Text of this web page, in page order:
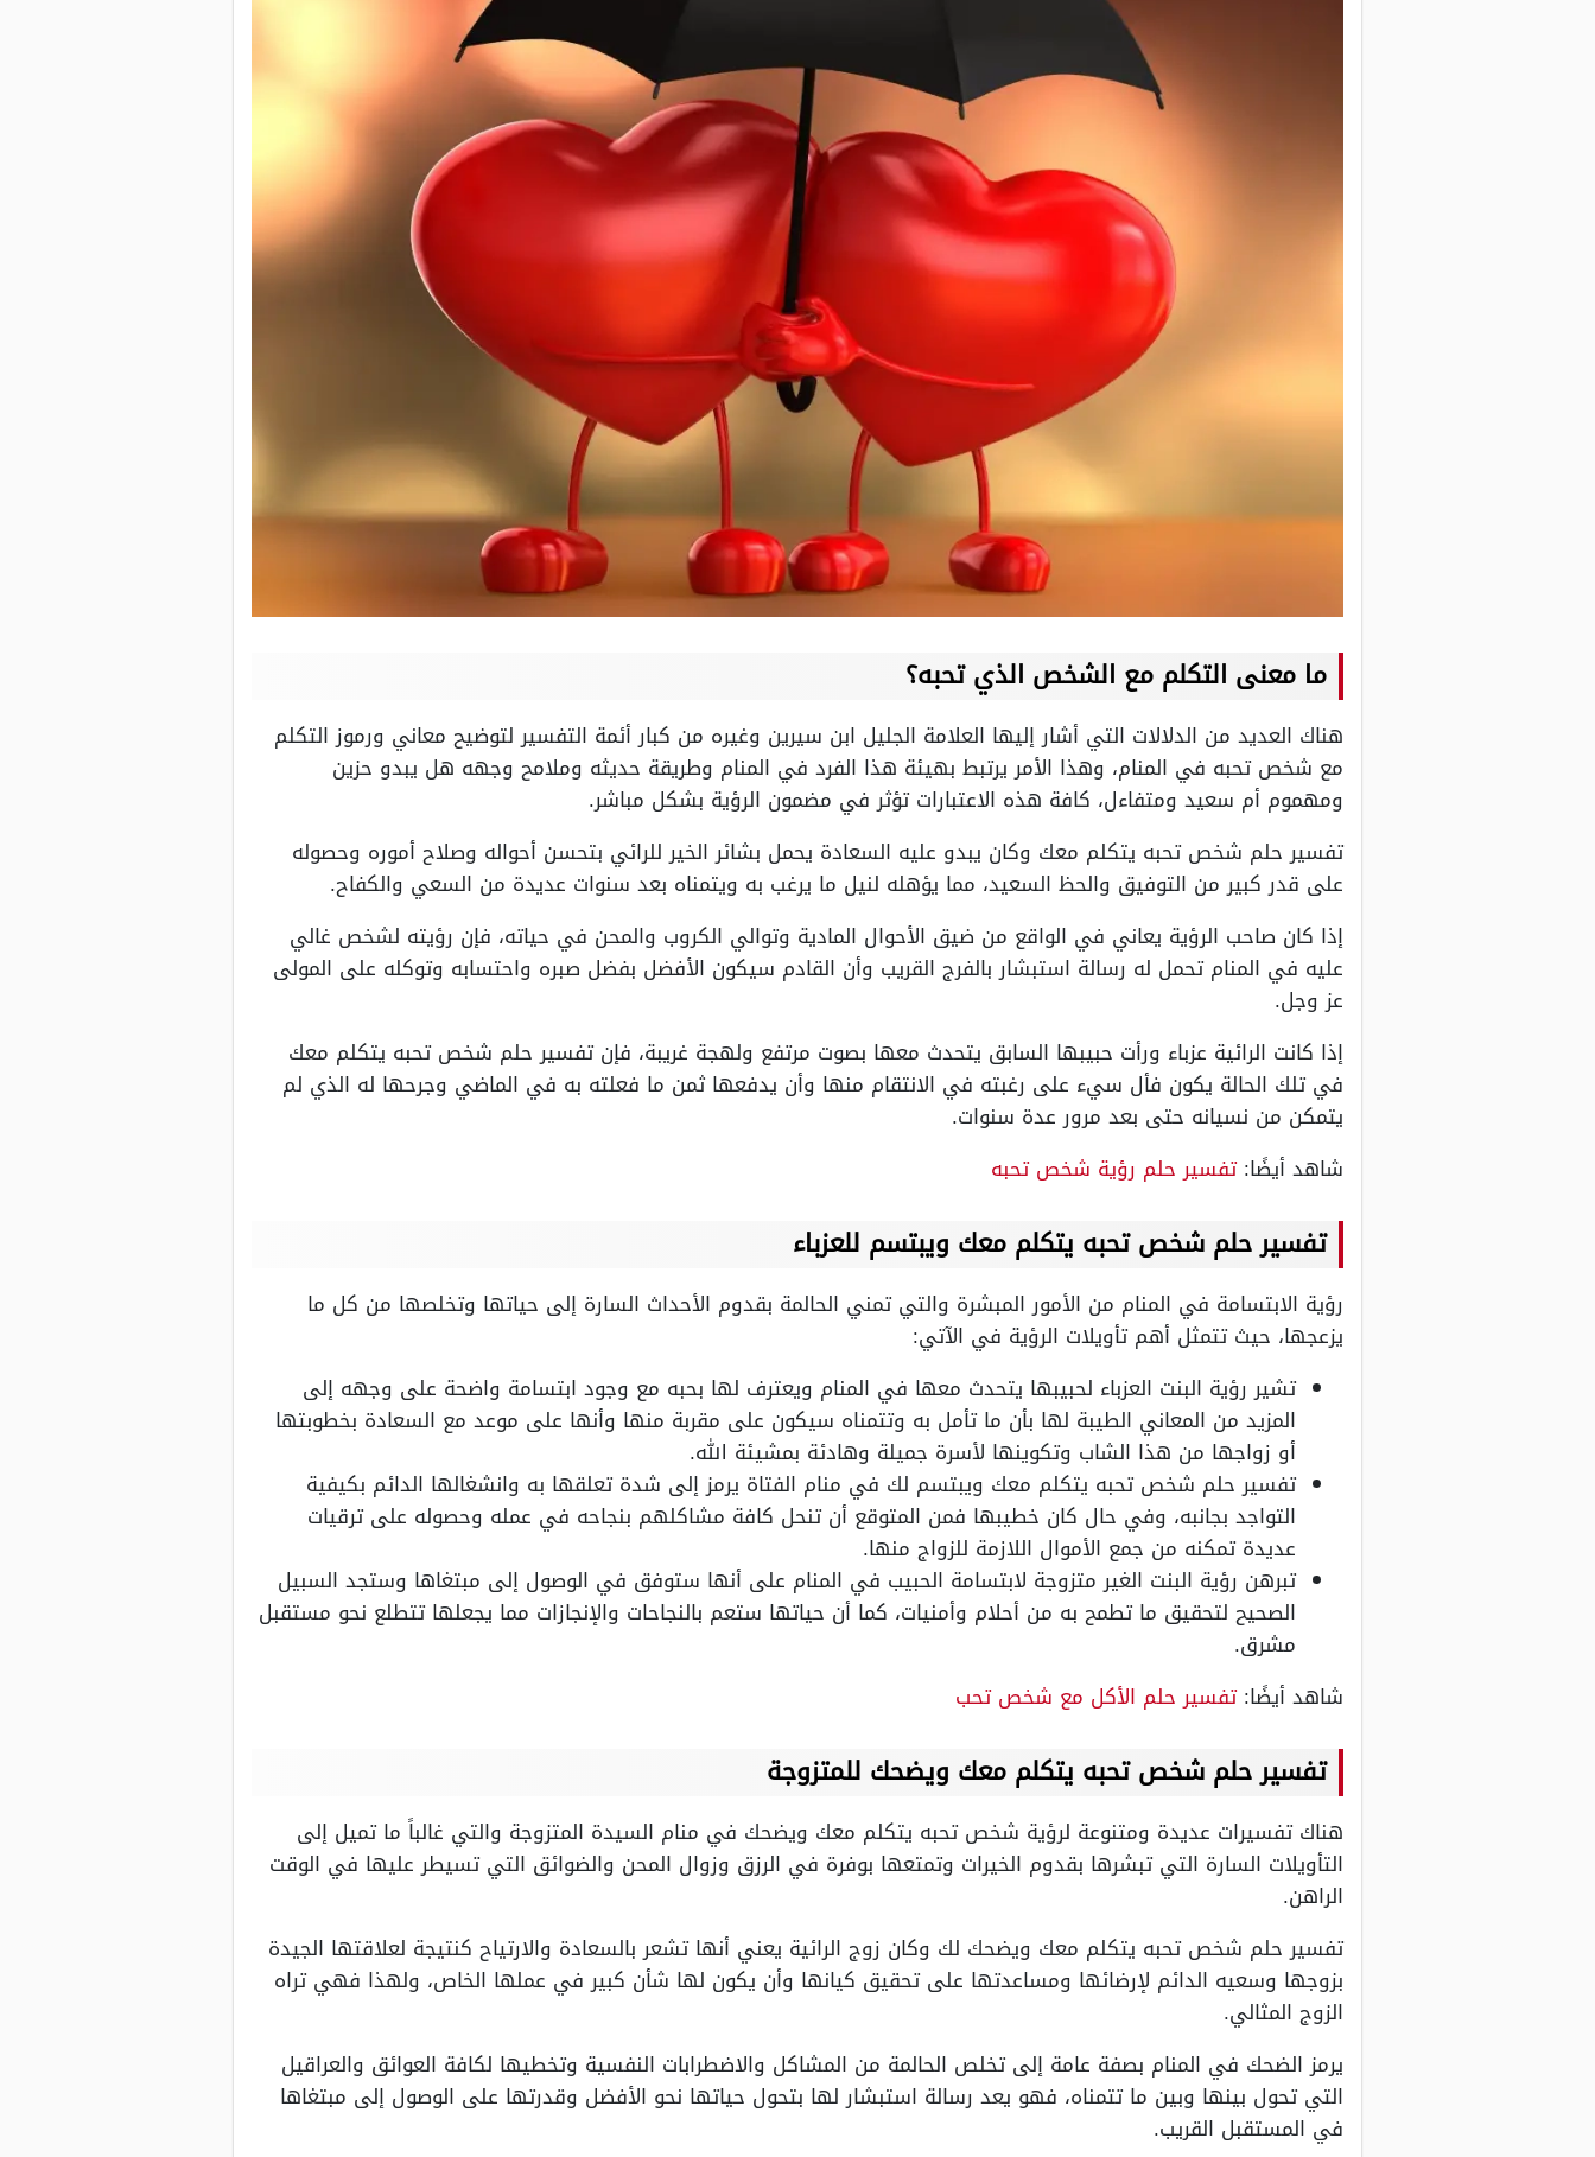
ما معنى التكلم مع الشخص الذي تحبه؟
هناك العديد من الدلالات التي أشار إليها العلامة الجليل ابن سيرين وغيره من كبار أئمة التفسير لتوضيح معاني ورموز التكلم
مع شخص تحبه في المنام، وهذا الأمر يرتبط بهيئة هذا الفرد في المنام وطريقة حديثه وملامح وجهه هل يبدو حزين
ومهموم أم سعيد ومتفاءل، كافة هذه الاعتبارات تؤثر في مضمون الرؤية بشكل مباشر.
تفسير حلم شخص تحبه يتكلم معك وكان يبدو عليه السعادة يحمل بشائر الخير للرائي بتحسن أحواله وصلاح أموره وحصوله
على قدر كبير من التوفيق والحظ السعيد، مما يؤهله لنيل ما يرغب به ويتمناه بعد سنوات عديدة من السعي والكفاح.
إذا كان صاحب الرؤية يعاني في الواقع من ضيق الأحوال المادية وتوالي الكروب والمحن في حياته، فإن رؤيته لشخص غالي
عليه في المنام تحمل له رسالة استبشار بالفرج القريب وأن القادم سيكون الأفضل بفضل صبره واحتسابه وتوكله على المولى
عز وجل.
إذا كانت الرائية عزباء ورأت حبيبها السابق يتحدث معها بصوت مرتفع ولهجة غريبة، فإن تفسير حلم شخص تحبه يتكلم معك
في تلك الحالة يكون فأل سيء على رغبته في الانتقام منها وأن يدفعها ثمن ما فعلته به في الماضي وجرحها له الذي لم
يتمكن من نسيانه حتى بعد مرور عدة سنوات.
شاهد أيضًا:تفسير حلم رؤية شخص تحبه
تفسير حلم شخص تحبه يتكلم معك ويبتسم للعزباء
رؤية الابتسامة في المنام من الأمور المبشرة والتي تمني الحالمة بقدوم الأحداث السارة إلى حياتها وتخلصها من كل ما
يزعجها، حيث تتمثل أهم تأويلات الرؤية في الآتي:
تشير رؤية البنت العزباء لحبيبها يتحدث معها في المنام ويعترف لها بحبه مع وجود ابتسامة واضحة على وجهه إلى
المزيد من المعاني الطيبة لها بأن ما تأمل به وتتمناه سيكون على مقربة منها وأنها على موعد مع السعادة بخطوبتها
أو زواجها من هذا الشاب وتكوينها لأسرة جميلة وهادئة بمشيئة الله.
تفسير حلم شخص تحبه يتكلم معك ويبتسم لك في منام الفتاة يرمز إلى شدة تعلقها به وانشغالها الدائم بكيفية
التواجد بجانبه، وفي حال كان خطيبها فمن المتوقع أن تنحل كافة مشاكلهم بنجاحه في عمله وحصوله على ترقيات
عديدة تمكنه من جمع الأموال اللازمة للزواج منها.
تبرهن رؤية البنت الغير متزوجة لابتسامة الحبيب في المنام على أنها ستوفق في الوصول إلى مبتغاها وستجد السبيل
الصحيح لتحقيق ما تطمح به من أحلام وأمنيات، كما أن حياتها ستعم بالنجاحات والإنجازات مما يجعلها تتطلع نحو مستقبل
مشرق.
شاهد أيضًا:تفسير حلم الأكل مع شخص تحب
تفسير حلم شخص تحبه يتكلم معك ويضحك للمتزوجة
هناك تفسيرات عديدة ومتنوعة لرؤية شخص تحبه يتكلم معك ويضحك في منام السيدة المتزوجة والتي غالباً ما تميل إلى
التأويلات السارة التي تبشرها بقدوم الخيرات وتمتعها بوفرة في الرزق وزوال المحن والضوائق التي تسيطر عليها في الوقت
الراهن.
تفسير حلم شخص تحبه يتكلم معك ويضحك لك وكان زوج الرائية يعني أنها تشعر بالسعادة والارتياح كنتيجة لعلاقتها الجيدة
بزوجها وسعيه الدائم لإرضائها ومساعدتها على تحقيق كيانها وأن يكون لها شأن كبير في عملها الخاص، ولهذا فهي تراه
الزوج المثالي.
يرمز الضحك في المنام بصفة عامة إلى تخلص الحالمة من المشاكل والاضطرابات النفسية وتخطيها لكافة العوائق والعراقيل
التي تحول بينها وبين ما تتمناه، فهو يعد رسالة استبشار لها بتحول حياتها نحو الأفضل وقدرتها على الوصول إلى مبتغاها
في المستقبل القريب.